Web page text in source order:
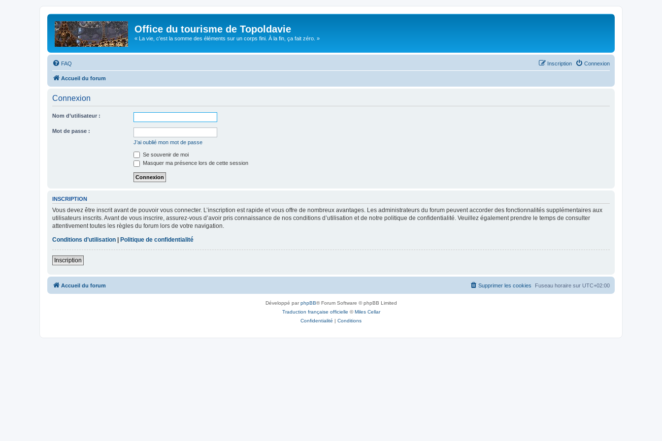
Office du tourisme de Topoldavie
« La vie, c'est la somme des éléments sur un corps fini. À la fin, ça fait zéro. »
FAQ Connexion
Inscription
Accueil du forum
Connexion
Nom d’utilisateur :
Mot de passe :
J’ai oublié mon mot de passe
Se souvenir de moi
Masquer ma présence lors de cette session
INSCRIPTION
Vous devez être inscrit avant de pouvoir vous connecter. L’inscription est rapide et vous offre de nombreux avantages. Les administrateurs du forum peuvent accorder des fonctionnalités supplémentaires aux
utilisateurs inscrits. Avant de vous inscrire, assurez-vous d’avoir pris connaissance de nos conditions d’utilisation et de notre politique de confidentialité. Veuillez également prendre le temps de consulter
attentivement toutes les règles du forum lors de votre navigation.
Conditions d’utilisation
Politique de confidentialité
Inscription
Accueil du forum Fuseau horaire sur UTC+02:00
Supprimer les cookies
Développé parphpBB® Forum Software © phpBB Limited
Traduction française officielle ©Miles Cellar
Confidentialité | Conditions